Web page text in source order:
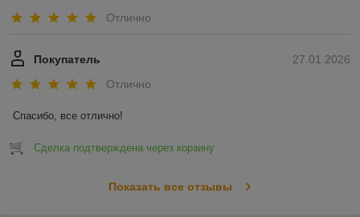
Отлично
27.01.2026
Покупатель
Отлично
Спасибо, все отлично!
Сделка подтверждена через корзину
Показать все отзывы